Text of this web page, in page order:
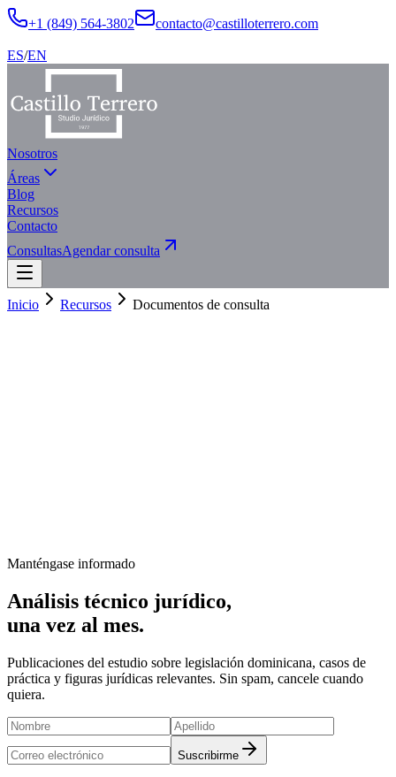
+1 (849) 564-3802 contacto@castilloterrero.com
ES/EN
Nosotros
Áreas
Blog
Recursos
Contacto
ConsultasAgendar consulta
Inicio Recursos Documentos de consulta
Manténgase informado
Análisis técnico jurídico,
una vez al mes.
Publicaciones del estudio sobre legislación dominicana, casos de
práctica y figuras jurídicas relevantes. Sin spam, cancele cuando
quiera.
Suscribirme